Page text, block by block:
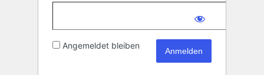
Angemeldet bleiben